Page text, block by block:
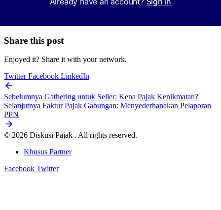
Share this post
Enjoyed it? Share it with your network.
TwitterFacebook LinkedIn
Sebelumnya Gathering untuk Seller: Kena Pajak Kenikmatan?
Selanjutnya Faktur Pajak Gabungan: Menyederhanakan Pelaporan
PPN
© 2026 Diskusi Pajak . All rights reserved.
Khusus Partner
Facebook Twitter